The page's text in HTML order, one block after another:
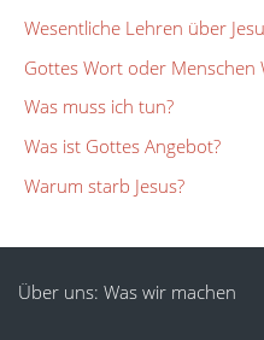
Wesentliche Lehren über
Gottes Wort oder Menschen
Was muss ich tun?
Was ist Gottes Angebot?
Warum starb Jesus?
Über uns: Was wir machen